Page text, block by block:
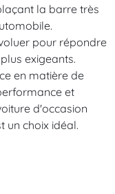
la barre très
pour répondre
exigeants.
en matière de
et
d'occasion
un choix idéal.